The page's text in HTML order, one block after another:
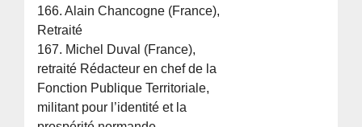
166. Alain Chancogne (France),
Retraité
167. Michel Duval (France),
retraité Rédacteur en chef de la
Fonction Publique Territoriale,
militant pour l’identité et la